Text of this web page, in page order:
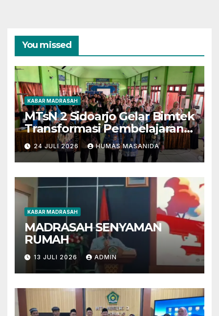
You missed
KABAR MADRASAH
MTsN 2 Sidoarjo Gelar Bimtek
Transformasi Pembelajaran
Berbasis AI dan Deep
Learning
24 JULI 2026 HUMAS MASANIDA
KABAR MADRASAH
MADRASAH SENYAMAN
RUMAH
13 JULI 2026 ADMIN